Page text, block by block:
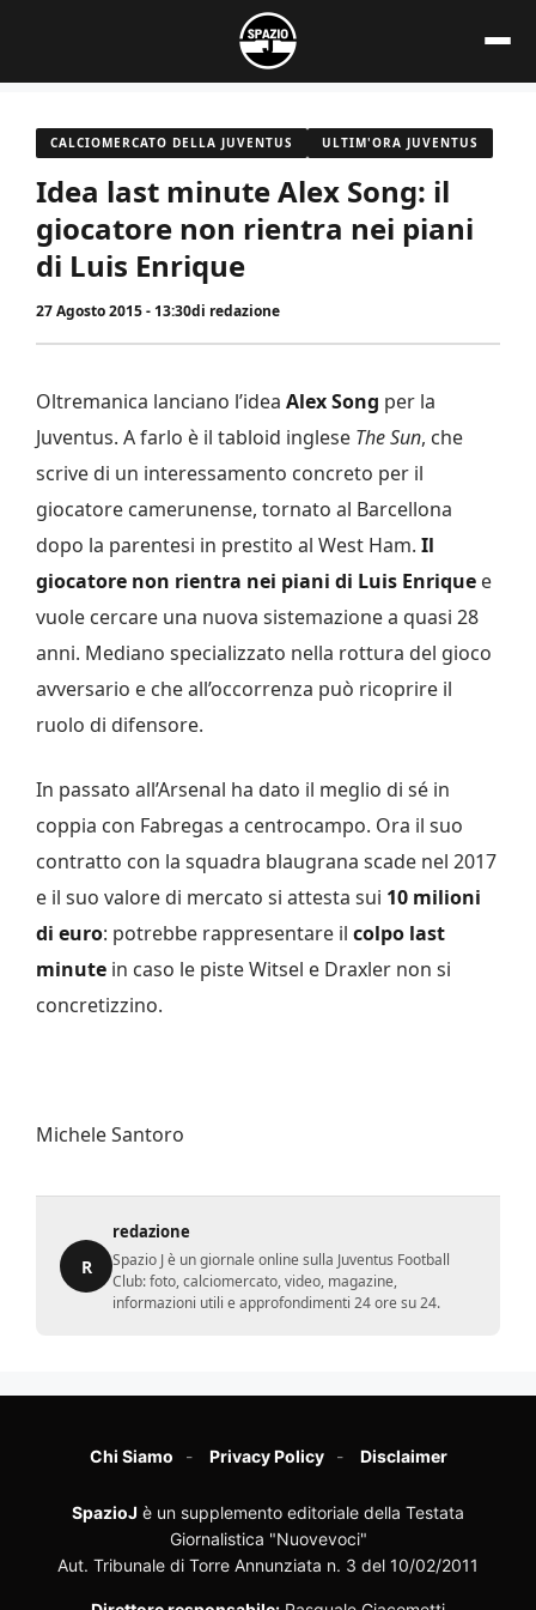
contenuto
CALCIOMERCATO DELLA JUVENTUS ULTIM'ORA JUVENTUS
Idea last minute Alex Song: il
giocatore non rientra nei piani
di Luis Enrique
27 Agosto 2015 - 13:30di redazione
Oltremanica lanciano l’idea Alex Song per la
Juventus. A farlo è il tabloid inglese The Sun, che
scrive di un interessamento concreto per il
giocatore camerunense, tornato al Barcellona
dopo la parentesi in prestito al West Ham. Il
giocatore non rientra nei piani di Luis Enrique e
vuole cercare una nuova sistemazione a quasi 28
anni. Mediano specializzato nella rottura del gioco
avversario e che all’occorrenza può ricoprire il
ruolo di difensore.
In passato all’Arsenal ha dato il meglio di sé in
coppia con Fabregas a centrocampo. Ora il suo
contratto con la squadra blaugrana scade nel 2017
e il suo valore di mercato si attesta sui 10 milioni
di euro: potrebbe rappresentare il colpo last
minute in caso le piste Witsel e Draxler non si
concretizzino.
Michele Santoro
R
redazione
Spazio J è un giornale online sulla Juventus Football
Club: foto, calciomercato, video, magazine,
informazioni utili e approfondimenti 24 ore su 24.
Chi Siamo Privacy Policy Disclaimer
SpazioJ è un supplemento editoriale della Testata
Giornalistica "Nuovevoci"
Aut. Tribunale di Torre Annunziata n. 3 del 10/02/2011